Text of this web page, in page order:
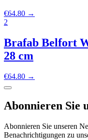
€64.80 →
2
Brafab Belfort
28 cm
€64.80 →
Abonnieren Sie
Abonnieren Sie unseren
Benachrichtigungen zu